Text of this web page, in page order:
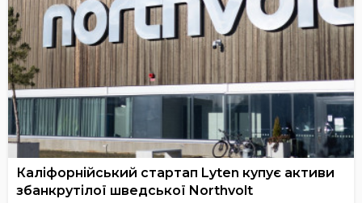
Каліфорнійський стартап Lyten купує активи
збанкрутілої шведської Northvolt